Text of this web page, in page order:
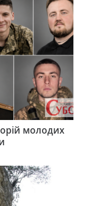
молодих